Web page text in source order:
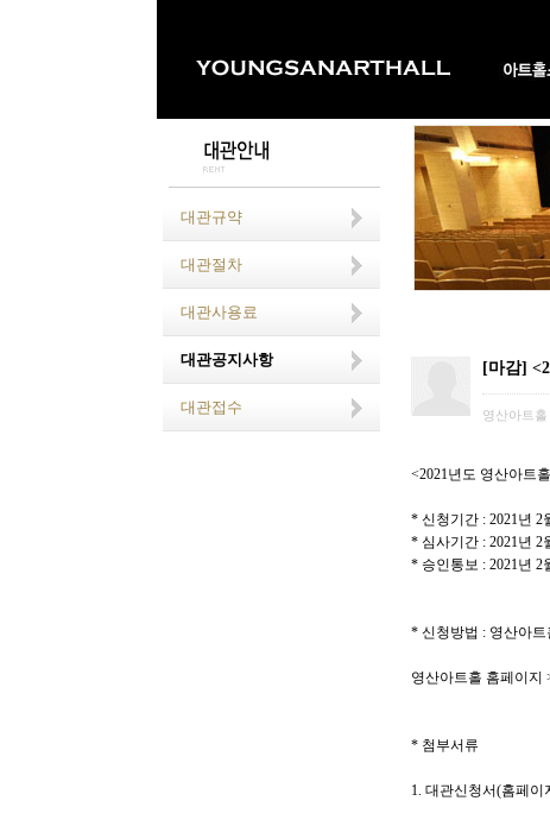
대관규약
대관절차
대관사용료
대관공지사항
대관접수
[마감]
영산아트홀
<2021년도 영산아트
* 신청기간 : 2021년 2
* 심사기간 : 2021년 2
* 승인통보 : 2021년 2
* 신청방법 : 영산아
영산아트홀 홈페이지
* 첨부서류
1. 대관신청서(홈페이